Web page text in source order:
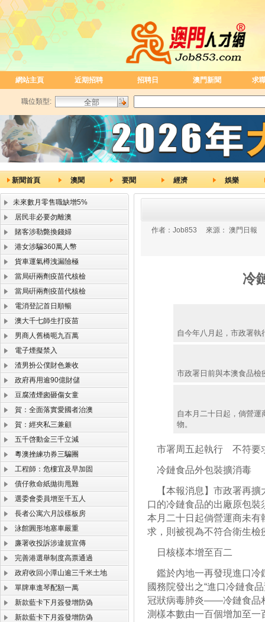
網站主頁 近期招聘 招聘日 澳門新聞 求
職位類型:
新聞首頁 澳聞 要聞 經濟 娛樂
未來數月零售職缺增5%
居民非必要勿離澳
賭客涉勒斃換錢婦
港女涉騙360萬人幣
貨車運氣樽洩漏險極
當局硏兩劑疫苗代核檢
當局硏兩劑疫苗代核檢
電消登記首日順暢
澳大千七師生打疫苗
男商人舊橋呃九百萬
電子煙擬禁入
渣男扮公僕財色兼收
政府再用逾90億財儲
豆腐渣煙囪砸傷女童
賀：全面落實愛國者治澳
賀：經夾私三兼顧
五千啓動金三千立減
粵澳挫練功券三騙團
工程師：危樓宜及早加固
債仔救命紙拋街甩難
選委會委員增至千五人
長者公寓六月設樣板房
泳館圓形地塞車嚴重
廉署收投訴涉違規宣傳
完善港選舉制度高票通過
政府收回小潭山逾三千米土地
單牌車進琴配額一萬
新款藍卡下月簽發增防偽
新款藍卡下月簽發增防偽
作者： Job853 來源： 澳門日報
冷
自今年八月起，市政署執
市政署日前與本澳食品檢
自本月二十日起，倘營
物。
市署周五起執行 不符要
冷鏈食品外包裝擴消毒
【本報消息】市政署再擴
口的冷鏈食品的出廠原包
本月二十日起倘營運商未
求，則被視為不符合衛生檢
日核樣本增至百二
鑑於內地一再發現進口冷
國務院發出之“進口冷鏈食
冠狀病毒肺炎——冷鏈食品
測樣本數由一百個增加至